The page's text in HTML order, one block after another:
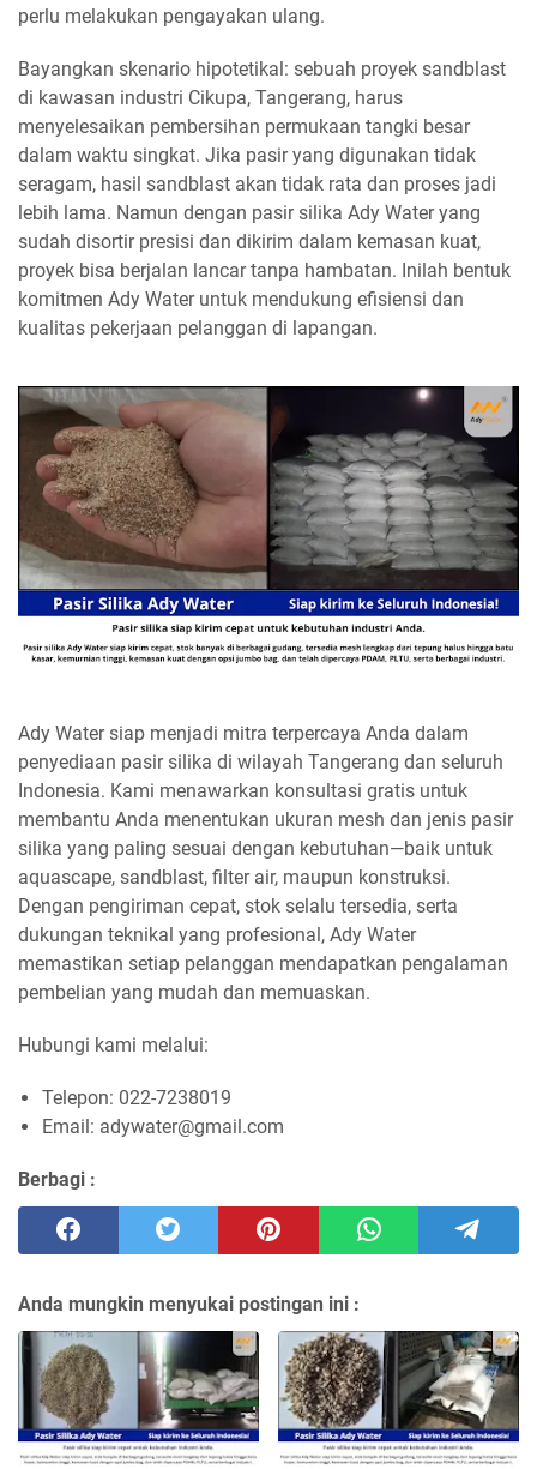
perlu melakukan pengayakan ulang.
Bayangkan skenario hipotetikal: sebuah proyek sandblast
di kawasan industri Cikupa, Tangerang, harus
menyelesaikan pembersihan permukaan tangki besar
dalam waktu singkat. Jika pasir yang digunakan tidak
seragam, hasil sandblast akan tidak rata dan proses jadi
lebih lama. Namun dengan pasir silika Ady Water yang
sudah disortir presisi dan dikirim dalam kemasan kuat,
proyek bisa berjalan lancar tanpa hambatan. Inilah bentuk
komitmen Ady Water untuk mendukung efisiensi dan
kualitas pekerjaan pelanggan di lapangan.
Ady Water siap menjadi mitra terpercaya Anda dalam
penyediaan pasir silika di wilayah Tangerang dan seluruh
Indonesia. Kami menawarkan konsultasi gratis untuk
membantu Anda menentukan ukuran mesh dan jenis pasir
silika yang paling sesuai dengan kebutuhan—baik untuk
aquascape, sandblast, filter air, maupun konstruksi.
Dengan pengiriman cepat, stok selalu tersedia, serta
dukungan teknikal yang profesional, Ady Water
memastikan setiap pelanggan mendapatkan pengalaman
pembelian yang mudah dan memuaskan.
Hubungi kami melalui:
Telepon: 022-7238019
Email: adywater@gmail.com
Berbagi :
Anda mungkin menyukai postingan ini :